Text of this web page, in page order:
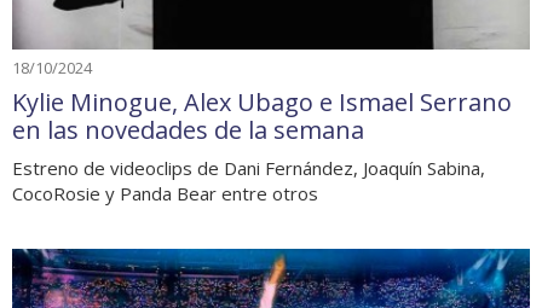
18/10/2024
Kylie Minogue, Alex Ubago e Ismael Serrano
en las novedades de la semana
Estreno de videoclips de Dani Fernández, Joaquín Sabina,
CocoRosie y Panda Bear entre otros